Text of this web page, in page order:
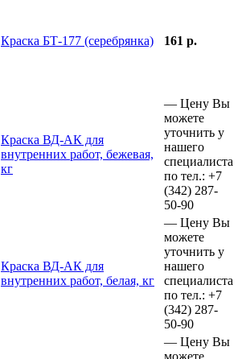
Краска БТ-177 (серебрянка) 161 р.
Краска ВД-АК для
внутренних работ, бежевая,
кг
— Цену Вы
можете
уточнить у
нашего
специалиста
по тел.: +7
(342) 287-
50-90
Краска ВД-АК для
внутренних работ, белая, кг
— Цену Вы
можете
уточнить у
нашего
специалиста
по тел.: +7
(342) 287-
50-90
— Цену Вы
можете